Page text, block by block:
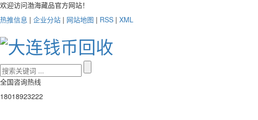
欢迎访问渤海藏品官方网站！
热推信息 | 企业分站 | 网站地图 | RSS | XML
全国咨询热线
18018923222